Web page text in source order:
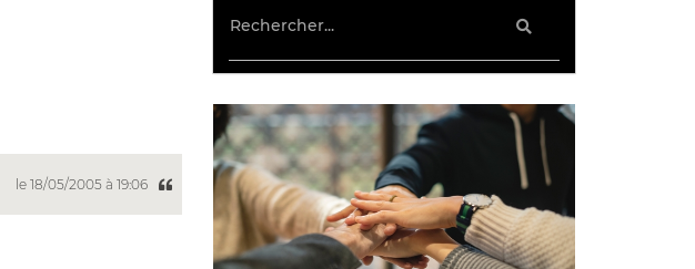
le 18/05/2005 à 19:06